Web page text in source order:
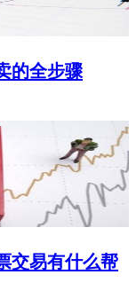
的全步骤
交易有什么帮